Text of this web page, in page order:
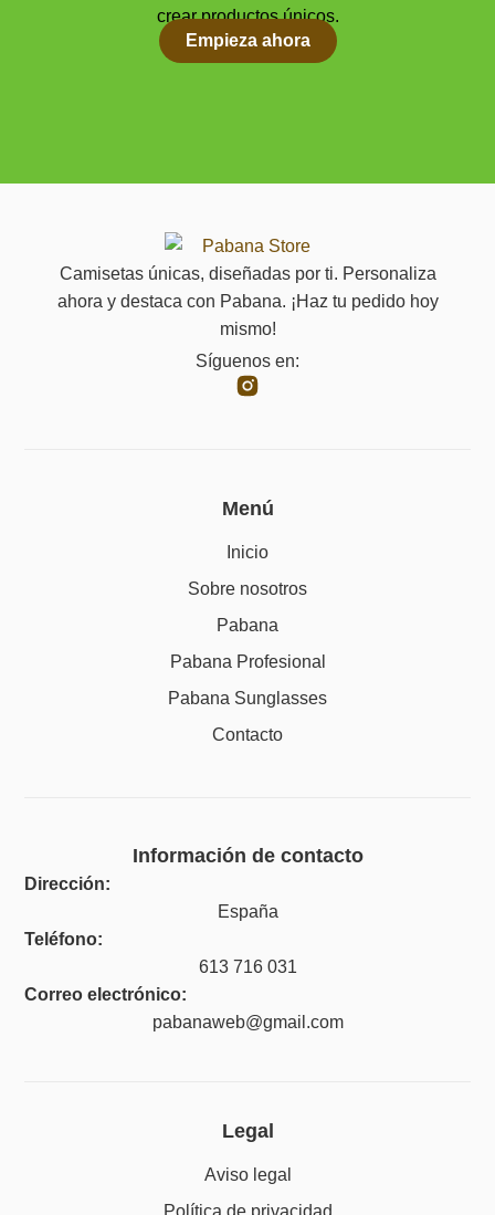
crear productos únicos.
Empieza ahora
Camisetas únicas, diseñadas por ti. Personaliza
ahora y destaca con Pabana. ¡Haz tu pedido hoy
mismo!
Síguenos en:
Menú
Inicio
Sobre nosotros
Pabana
Pabana Profesional
Pabana Sunglasses
Contacto
Información de contacto
Dirección:
España
Teléfono:
613 716 031
Correo electrónico:
pabanaweb@gmail.com
Legal
Aviso legal
Política de privacidad